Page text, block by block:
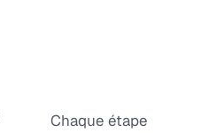
Chaque étape